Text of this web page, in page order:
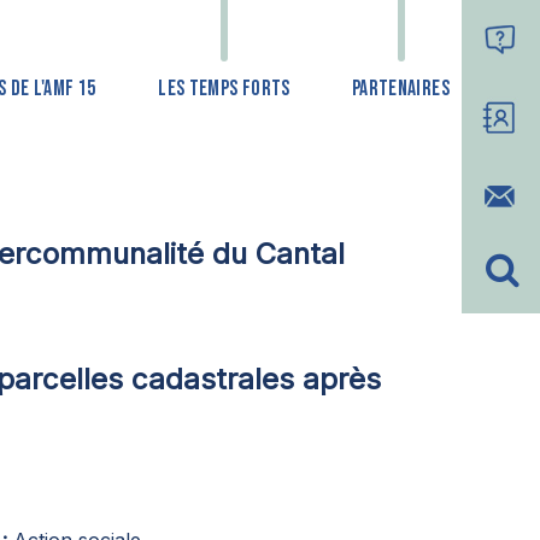
DE L'AMF 15 LES TEMPS FORTS PARTENAIRES
du Cantal
cadastrales après